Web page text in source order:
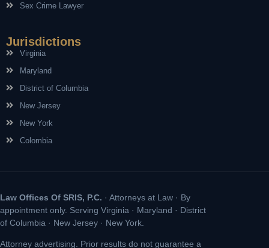
Sex Crime Lawyer
Jurisdictions
Virginia
Maryland
District of Columbia
New Jersey
New York
Colombia
Law Offices Of SRIS, P.C. · Attorneys at Law · By
appointment only. Serving Virginia · Maryland · District
of Columbia · New Jersey · New York.
Attorney advertising. Prior results do not guarantee a